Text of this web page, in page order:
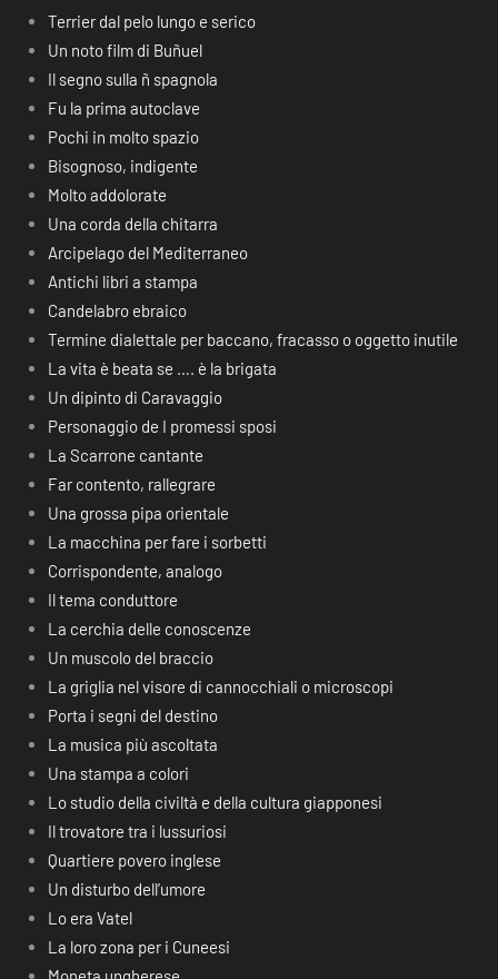
Terrier dal pelo lungo e serico
Un noto film di Buñuel
Il segno sulla ñ spagnola
Fu la prima autoclave
Pochi in molto spazio
Bisognoso, indigente
Molto addolorate
Una corda della chitarra
Arcipelago del Mediterraneo
Antichi libri a stampa
Candelabro ebraico
Termine dialettale per baccano, fracasso o oggetto inutile
La vita è beata se …. è la brigata
Un dipinto di Caravaggio
Personaggio de I promessi sposi
La Scarrone cantante
Far contento, rallegrare
Una grossa pipa orientale
La macchina per fare i sorbetti
Corrispondente, analogo
Il tema conduttore
La cerchia delle conoscenze
Un muscolo del braccio
La griglia nel visore di cannocchiali o microscopi
Porta i segni del destino
La musica più ascoltata
Una stampa a colori
Lo studio della civiltà e della cultura giapponesi
Il trovatore tra i lussuriosi
Quartiere povero inglese
Un disturbo dell’umore
Lo era Vatel
La loro zona per i Cuneesi